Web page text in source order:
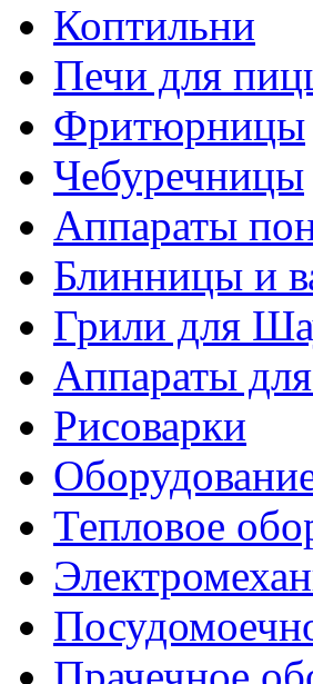
Коптильни
Печи для
Фритюрницы
Чебуречницы
Аппараты
Блинницы и
Грили для
Аппараты
Рисоварки
Тепловое